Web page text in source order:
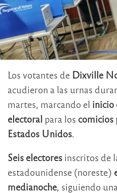
Los votantes de Dixville
acudieron a las urnas
martes, marcando el inicio
electoral para los comicios
Estados Unidos.
Seis electores inscritos de
estadounidense (noreste)
medianoche, siguiendo